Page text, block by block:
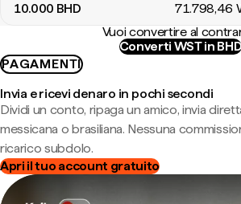
10.000 BHD 71.798,46
Vuoi convertire al
Converti WST in BHD
PAGAMENTI
Invia e ricevi denaro in pochi secondi
Dividi un conto, ripaga un amico, invia
messicana o brasiliana. Nessuna
ricarico subdolo.
Apri il tuo account gratuito